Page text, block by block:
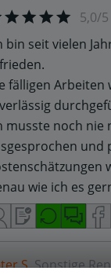
5,0/5
bin seit vielen
fälligen
musste noch nie
und
wie ich es
S.Sonstige